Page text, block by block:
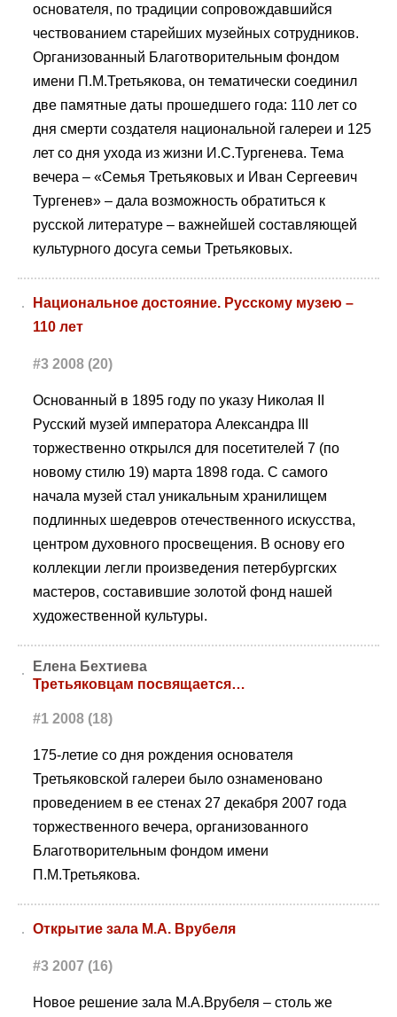
основателя, по традиции сопровождавшийся
чествованием старейших музейных сотрудников.
Организованный Благотворительным фондом
имени П.М.Третьякова, он тематически соединил
две памятные даты прошедшего года: 110 лет со
дня смерти создателя национальной галереи и 125
лет со дня ухода из жизни И.С.Тургенева. Тема
вечера – «Семья Третьяковых и Иван Сергеевич
Тургенев» – дала возможность обратиться к
русской литературе – важнейшей составляющей
культурного досуга семьи Третьяковых.
Национальное достояние. Русскому музею –
110 лет
#3 2008 (20)
Основанный в 1895 году по указу Николая II
Русский музей императора Александра III
торжественно открылся для посетителей 7 (по
новому стилю 19) марта 1898 года. С самого
начала музей стал уникальным хранилищем
подлинных шедевров отечественного искусства,
центром духовного просвещения. В основу его
коллекции легли произведения петербургских
мастеров, составившие золотой фонд нашей
художественной культуры.
Елена Бехтиева
Третьяковцам посвящается…
#1 2008 (18)
175-летие со дня рождения основателя
Третьяковской галереи было ознаменовано
проведением в ее стенах 27 декабря 2007 года
торжественного вечера, организованного
Благотворительным фондом имени
П.М.Третьякова.
Открытие зала М.А. Врубеля
#3 2007 (16)
Новое решение зала М.А.Врубеля – столь же